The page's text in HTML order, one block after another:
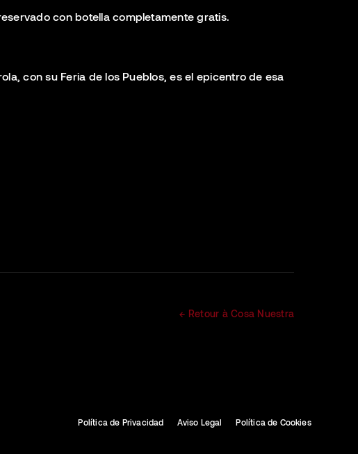
con botella completamente gratis.
con su Feria de los Pueblos, es el epicentro de esa
← Retour à Cosa Nuestra
Política de Privacidad Aviso Legal Política de Cookies